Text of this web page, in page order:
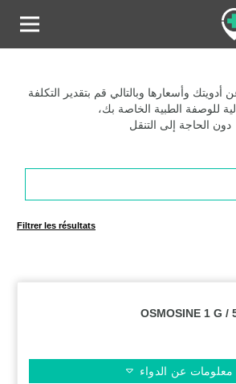
وأسعارها وبالتالي قم بتقدير التكلفة
للوصفة الطبية الخاصة بك،
دون الحاجة إلى التنقل
Filtrer les résultats
OSMOSINE 1 G
معلومات عن الدواء